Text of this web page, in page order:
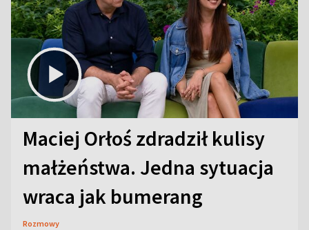
Maciej Orłoś zdradził kulisy
małżeństwa. Jedna sytuacja
wraca jak bumerang
Rozmowy